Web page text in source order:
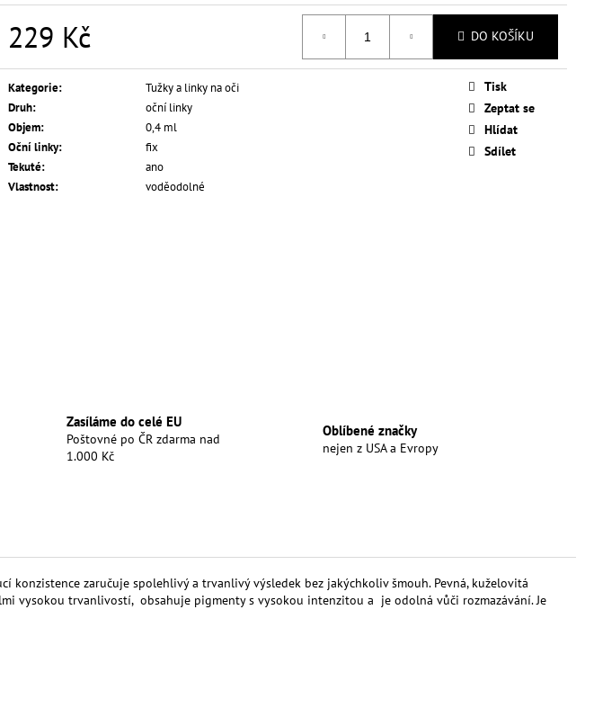
229 Kč DO KOŠÍKU
Kategorie:
Tužky a linky na oči
Druh:
oční linky
Objem:
0,4 ml
Oční linky:
fix
Tekuté:
ano
Vlastnost: voděodolné
Tisk
Zeptat se
Hlídat
Sdílet
Zasíláme do celé EU
Poštovné po ČR zdarma nad
1.000 Kč
Oblíbené značky
nejen z USA a Evropy
konzistence zaručuje spolehlivý a trvanlivý výsledek bez jakýchkoliv šmouh. Pevná, kuželovitá
vysokou trvanlivostí, obsahuje pigmenty s vysokou intenzitou a je odolná vůči rozmazávání. Je
L.A. GIRL TEKUTÝ MAKE-UP PRO
249 Kč